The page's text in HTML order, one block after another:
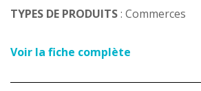
TYPES DE PRODUITS: Commerces
Voir la fiche complète